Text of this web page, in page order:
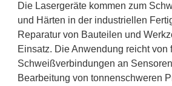
Die Lasergeräte kommen zum
und Härten in der industriellen
Reparatur von Bauteilen und
Einsatz. Die Anwendung reicht von
Schweißverbindungen an
Bearbeitung von tonnenschweren